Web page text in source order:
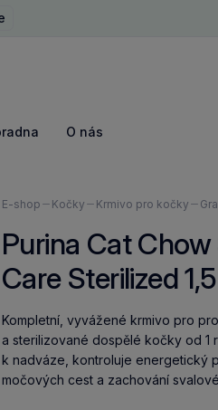
O nás
Nacházíte
zde:
E-shop Kočky Krmivo pro kočky
Purina Cat Chow
Care Sterilized
Kompletní, vyvážené krmivo pro
a sterilizované dospělé kočky od 1
k nadváze, kontroluje energetický
močových cest a zachování